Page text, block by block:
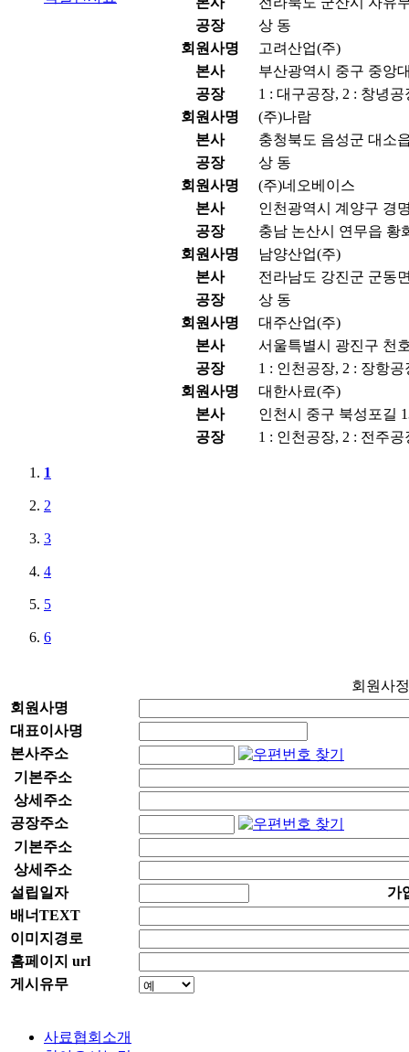
공장
상 동
회원사명
고려산업(주)
본사
부산광역시 중구 중앙
공장
1 : 대구공장, 2 : 창녕공
회원사명
(주)나람
본사
충청북도 음성군 대소
공장
상 동
회원사명
(주)네오베이스
본사
인천광역시 계양구 경
공장
충남 논산시 연무읍 황
회원사명
남양산업(주)
본사
전라남도 강진군 군동
공장
상 동
회원사명
대주산업(주)
본사
서울특별시 광진구 천
공장
1 : 인천공장, 2 : 장항공
회원사명
대한사료(주)
본사
인천시 중구 북성포길
공장
1 : 인천공장, 2 : 전주
1
2
3
4
5
6
회원사
회원사명
대표이사명
본사주소
기본주소
상세주소
공장주소
기본주소
상세주소
설립일자
가
배너TEXT
이미지경로
홈페이지 url
게시유무
사료협회소개